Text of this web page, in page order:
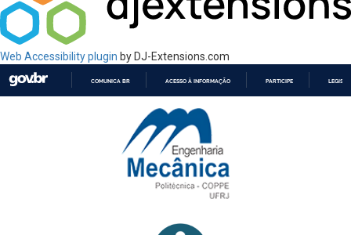
Web Accessibility plugin by DJ-Extensions.com
PARA
CONTEÚDO
COMUNICA BR ACESSO À INFORMAÇÃO PARTICIPE